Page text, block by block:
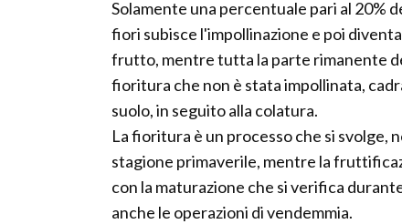
Solamente una percentuale pari al 20%
fiori subisce l'impollinazione e poi
frutto, mentre tutta la parte rimanente
fioritura che non è stata impollinata,
suolo, in seguito alla colatura.
La fioritura è un processo che si svolge,
stagione primaverile, mentre la
con la maturazione che si verifica
anche le operazioni di vendemmia.